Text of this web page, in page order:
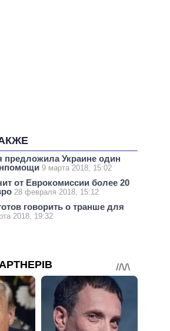
предложила Украине один
9 марта 2018, 15:02
от Еврокомиссии более 20
28 февраля 2018, 15:12
говорить о транше для
2018, 19:32